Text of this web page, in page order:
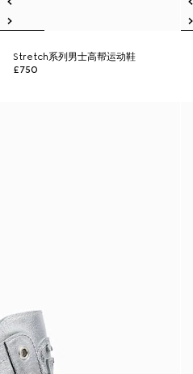
Stretch系列男士高帮运动鞋
£750